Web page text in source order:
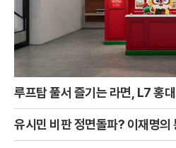
루프탑 풀서 즐기는 라면, L7 홍
유시민 비판 정면돌파? 이재명의